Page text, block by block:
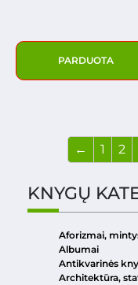
PARDUOTA
← 1 2
KNYGŲ
Aforizmai,
Albumai
Antikvarinės
Architektūra,